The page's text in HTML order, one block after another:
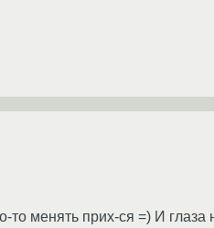
то менять прих-ся =) И